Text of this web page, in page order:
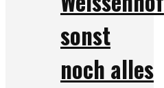
sonst
noch alles